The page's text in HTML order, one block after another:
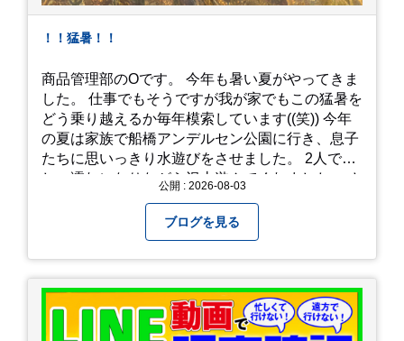
！！猛暑！！
商品管理部のOです。 今年も暑い夏がやってきま
した。 仕事でもそうですが我が家でもこの猛暑を
どう乗り越えるか毎年模索しています((笑)) 今年
の夏は家族で船橋アンデルセン公園に行き、息子
たちに思いっきり水遊びをさせました。 2人でび
しょ濡れになりながら沢山遊んでくれました。 さ
みようと思います。
公開 : 2026-08-03
ブログを見る